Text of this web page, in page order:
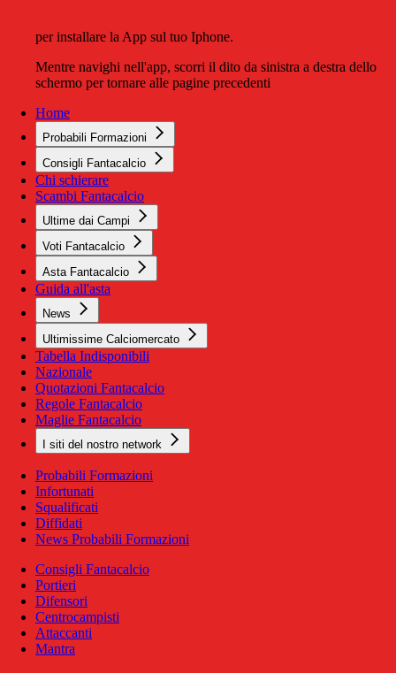
per installare la App sul tuo Iphone.
Mentre navighi nell'app, scorri il dito da sinistra a destra dello
schermo per tornare alle pagine precedenti
Home
Probabili Formazioni
Consigli Fantacalcio
Chi schierare
Scambi Fantacalcio
Ultime dai Campi
Voti Fantacalcio
Asta Fantacalcio
Guida all'asta
News
Ultimissime Calciomercato
Tabella Indisponibili
Nazionale
Quotazioni Fantacalcio
Regole Fantacalcio
Maglie Fantacalcio
I siti del nostro network
Probabili Formazioni
Infortunati
Squalificati
Diffidati
News Probabili Formazioni
Consigli Fantacalcio
Portieri
Difensori
Centrocampisti
Attaccanti
Mantra